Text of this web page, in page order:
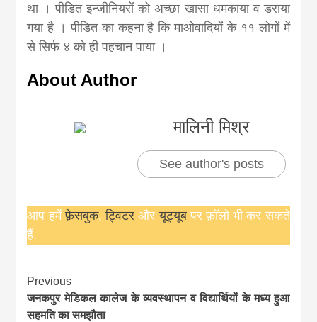
था । पीडित इन्जीनियरों को अच्छा खासा धमकाया व डराया
गया है । पीडित का कहना है कि माओवादियों के ११ लोगों में
से सिर्फ ४ को ही पहचान पाया ।
About Author
मालिनी मिश्र
See author's posts
आप हमेंफ़ेसबुक,ट्विटरऔरयूट्यूबपर फ़ॉलो भी कर सकते
हैं.
Continue
Reading
Previous
जनकपुर मेडिकल कालेज के व्यवस्थापन व विद्यार्थियों के मध्य हुआ
सहमति का समझौता